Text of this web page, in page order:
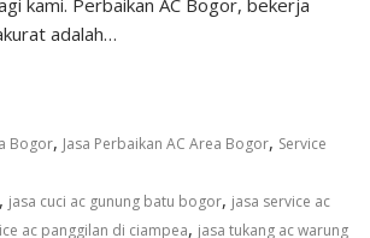
adalah…
Bogor, Jasa Perbaikan AC Area Bogor, Service
, jasa cuci ac gunung batu bogor, jasa service ac
ac panggilan di ciampea, jasa tukang ac warung